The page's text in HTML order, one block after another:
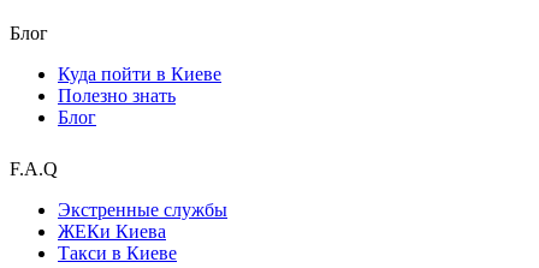
Блог
Куда пойти в Киеве
Полезно знать
Блог
F.A.Q
Экстренные службы
ЖЕКи Киева
Такси в Киеве